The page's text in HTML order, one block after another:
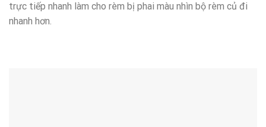
trực tiếp nhanh làm cho rèm bị phai màu nhìn bộ rèm củ đi
nhanh hơn.